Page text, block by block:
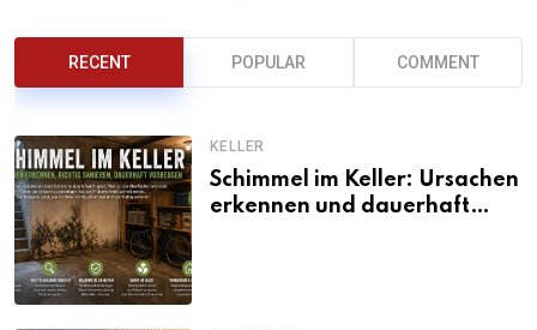
RECENT POPULAR COMMENT
KELLER
Schimmel im Keller: Ursachen
erkennen und dauerhaft